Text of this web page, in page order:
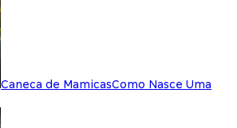
Caneca de MamicasComo Nasce Uma